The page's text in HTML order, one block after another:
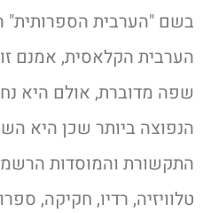
בשם "הערבית הספרותית"
הערבית הקלאסית, אמנם
שפה מדוברת, אולם היא
הנפוצה ביותר שכן היא
התקשורת והמוסדות
טלוויזיה, רדיו, חקיקה,